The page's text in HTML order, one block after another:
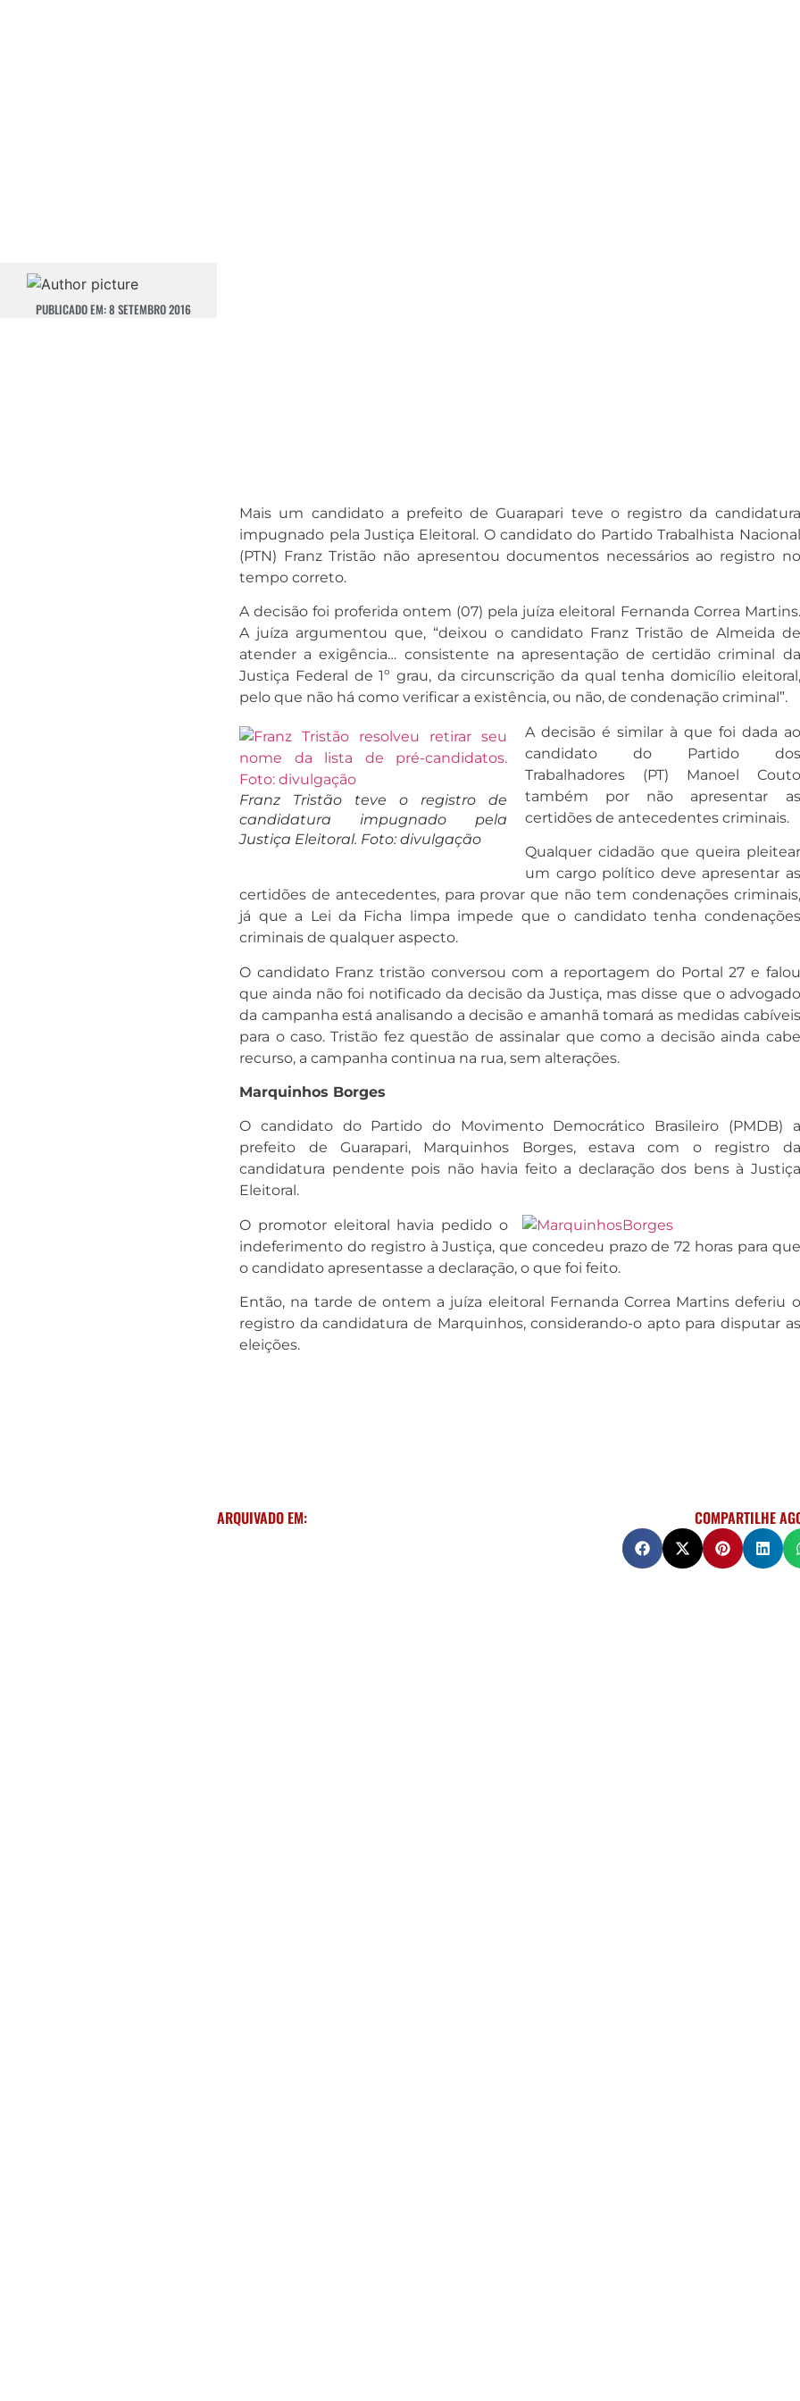
PUBLICADO EM:8 SETEMBRO 2016
Mais um candidato a prefeito de Guarapari teve o registro da candidatura
impugnado pela Justiça Eleitoral. O candidato do Partido Trabalhista Nacional
(PTN) Franz Tristão não apresentou documentos necessários ao registro no
tempo correto.
A decisão foi proferida ontem (07) pela juíza eleitoral Fernanda Correa Martins.
A juíza argumentou que, “deixou o candidato Franz Tristão de Almeida de
atender a exigência… consistente na apresentação de certidão criminal da
Justiça Federal de 1º grau, da circunscrição da qual tenha domicílio eleitoral,
pelo que não há como verificar a existência, ou não, de condenação criminal”.
Franz Tristão teve o registro de
candidatura impugnado pela
Justiça Eleitoral. Foto: divulgação
A decisão é similar à que foi dada ao
candidato do Partido dos
Trabalhadores (PT) Manoel Couto
também por não apresentar as
certidões de antecedentes criminais.
Qualquer cidadão que queira pleitear
um cargo político deve apresentar as
certidões de antecedentes, para provar que não tem condenações criminais,
já que a Lei da Ficha limpa impede que o candidato tenha condenações
criminais de qualquer aspecto.
O candidato Franz tristão conversou com a reportagem do Portal 27 e falou
que ainda não foi notificado da decisão da Justiça, mas disse que o advogado
da campanha está analisando a decisão e amanhã tomará as medidas cabíveis
para o caso. Tristão fez questão de assinalar que como a decisão ainda cabe
recurso, a campanha continua na rua, sem alterações.
Marquinhos Borges
O candidato do Partido do Movimento Democrático Brasileiro (PMDB) a
prefeito de Guarapari, Marquinhos Borges, estava com o registro da
candidatura pendente pois não havia feito a declaração dos bens à Justiça
Eleitoral.
O promotor eleitoral havia pedido o
indeferimento do registro à Justiça, que concedeu prazo de 72 horas para que
o candidato apresentasse a declaração, o que foi feito.
Então, na tarde de ontem a juíza eleitoral Fernanda Correa Martins deferiu o
registro da candidatura de Marquinhos, considerando-o apto para disputar as
eleições.
ARQUIVADO EM: COMPARTILHE